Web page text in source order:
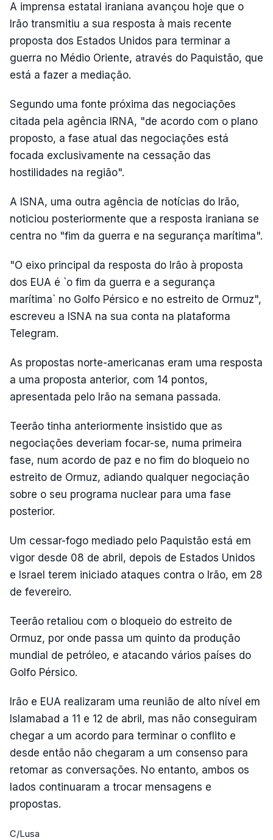
A imprensa estatal iraniana avançou hoje que o
Irão transmitiu a sua resposta à mais recente
proposta dos Estados Unidos para terminar a
guerra no Médio Oriente, através do Paquistão, que
está a fazer a mediação.
Segundo uma fonte próxima das negociações
citada pela agência IRNA, "de acordo com o plano
proposto, a fase atual das negociações está
focada exclusivamente na cessação das
hostilidades na região".
A ISNA, uma outra agência de notícias do Irão,
noticiou posteriormente que a resposta iraniana se
centra no "fim da guerra e na segurança marítima".
"O eixo principal da resposta do Irão à proposta
dos EUA é `o fim da guerra e a segurança
marítima` no Golfo Pérsico e no estreito de Ormuz",
escreveu a ISNA na sua conta na plataforma
Telegram.
As propostas norte-americanas eram uma resposta
a uma proposta anterior, com 14 pontos,
apresentada pelo Irão na semana passada.
Teerão tinha anteriormente insistido que as
negociações deveriam focar-se, numa primeira
fase, num acordo de paz e no fim do bloqueio no
estreito de Ormuz, adiando qualquer negociação
sobre o seu programa nuclear para uma fase
posterior.
Um cessar-fogo mediado pelo Paquistão está em
vigor desde 08 de abril, depois de Estados Unidos
e Israel terem iniciado ataques contra o Irão, em 28
de fevereiro.
Teerão retaliou com o bloqueio do estreito de
Ormuz, por onde passa um quinto da produção
mundial de petróleo, e atacando vários países do
Golfo Pérsico.
Irão e EUA realizaram uma reunião de alto nível em
Islamabad a 11 e 12 de abril, mas não conseguiram
chegar a um acordo para terminar o conflito e
desde então não chegaram a um consenso para
retomar as conversações. No entanto, ambos os
lados continuaram a trocar mensagens e
propostas.
C/Lusa